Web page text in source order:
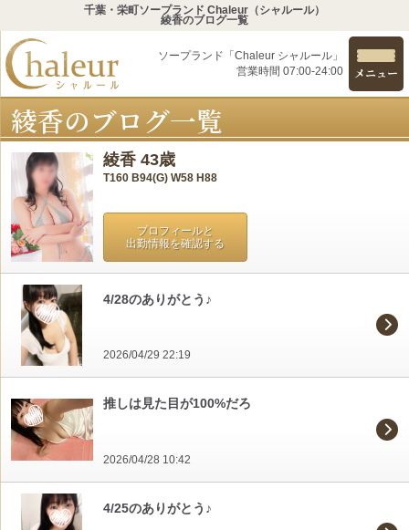
千葉・栄町ソープランド Chaleur（シャルール）
綾香のブログ一覧
ソープランド「Chaleur シャルール」
営業時間 07:00-24:00
メニュー
綾香のブログ一覧
綾香 43歳
T160 B94(G) W58 H88
プロフィールと
出勤情報を確認する
4/28のありがとう♪
2026/04/29 22:19
推しは見た目が100%だろ
2026/04/28 10:42
4/25のありがとう♪